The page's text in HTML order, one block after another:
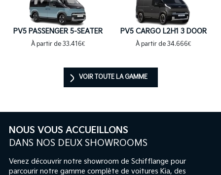
PV5 PASSENGER 5-SEATER
À partir de 33.416€
PV5 CARGO L2H1 3 DOOR
À partir de 34.666€
VOIR TOUTE LA GAMME
NOUS VOUS ACCUEILLONS
DANS NOS DEUX SHOWROOMS
Venez découvrir notre showroom de Schifflange pour
parcourir notre gamme complète de voitures Kia, des